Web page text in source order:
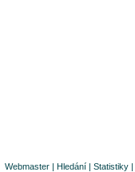
Webmaster | Hledání | Statistiky |